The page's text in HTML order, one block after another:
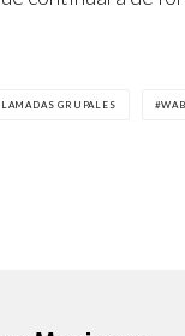
GRUPALES